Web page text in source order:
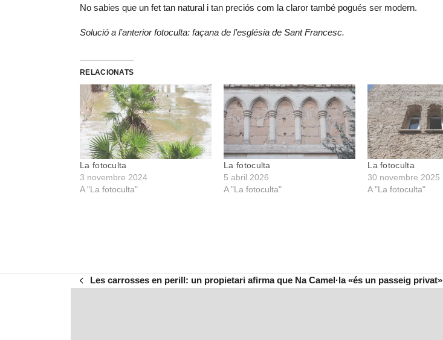
No sabies que un fet tan natural i tan preciós com la claror també pogués ser modern.
Solució a l’anterior fotoculta: façana de l’església de Sant Francesc.
RELACIONATS
La fotoculta
3 novembre 2024
A "La fotoculta"
La fotoculta
5 abril 2026
A "La fotoculta"
La fotoculta
30 novembre 2025
A "La fotoculta"
previous
Les carrosses en perill: un propietari afirma que Na Camel·la «és un passeig privat»